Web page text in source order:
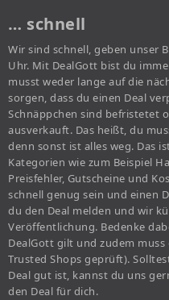
… schnell
Wir sind schnell, geben unser
Uhr. Mit DealGott bist du
musst weder lange auf die
sorgen, dass du einen Deal
Schnäppchen sind befristetet
ausverkauft. Das heißt, du
denn sonst ist alles weg. Das
Kategorien wie zum Beispiel
Preisfehler, Gutscheine und
schnell genug sein und einen
du den Deal melden und wir
Veröffentlichung. Bedenke
DealGott gilt und zudem muss
Trusted Shops geprüft).
Deal gut ist, kannst du uns
den Deal für dich.